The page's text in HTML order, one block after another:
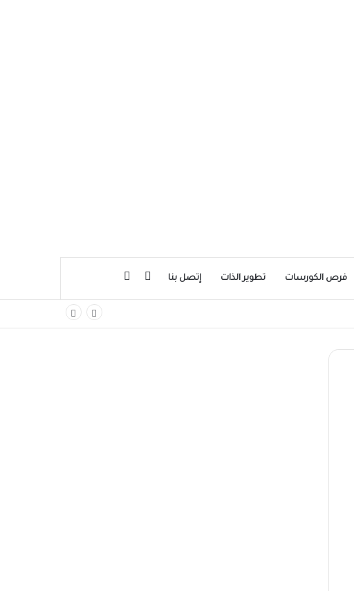
فرص الكورسات تطوير الذات إتصل بنا إضافة عمود جانبي